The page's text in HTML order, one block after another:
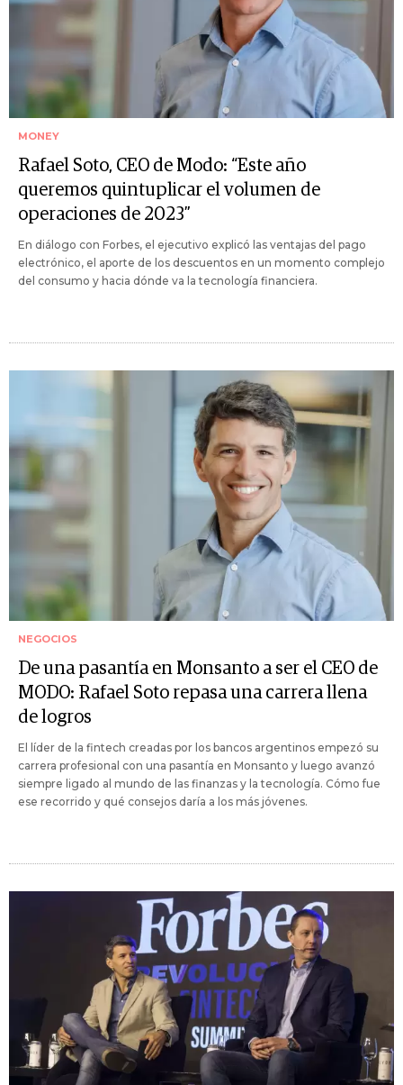
MONEY
Rafael Soto, CEO de Modo: “Este año
queremos quintuplicar el volumen de
operaciones de 2023”
En diálogo con Forbes, el ejecutivo explicó las ventajas del pago
electrónico, el aporte de los descuentos en un momento complejo
del consumo y hacia dónde va la tecnología financiera.
NEGOCIOS
De una pasantía en Monsanto a ser el CEO de
MODO: Rafael Soto repasa una carrera llena
de logros
El líder de la fintech creadas por los bancos argentinos empezó su
carrera profesional con una pasantía en Monsanto y luego avanzó
siempre ligado al mundo de las finanzas y la tecnología. Cómo fue
ese recorrido y qué consejos daría a los más jóvenes.